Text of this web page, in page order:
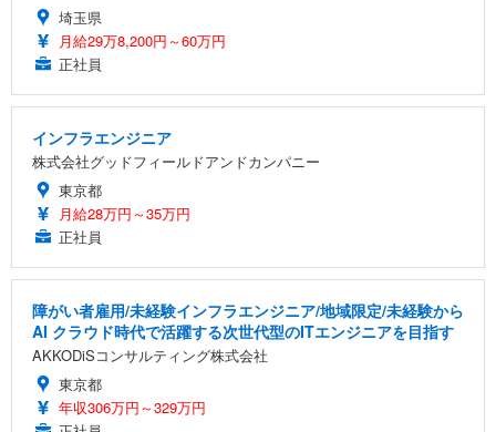
埼玉県
月給29万8,200円～60万円
正社員
インフラエンジニア
株式会社グッドフィールドアンドカンパニー
東京都
月給28万円～35万円
正社員
障がい者雇用/未経験インフラエンジニア/地域限定/未経験から
AI クラウド時代で活躍する次世代型のITエンジニアを目指す
AKKODiSコンサルティング株式会社
東京都
年収306万円～329万円